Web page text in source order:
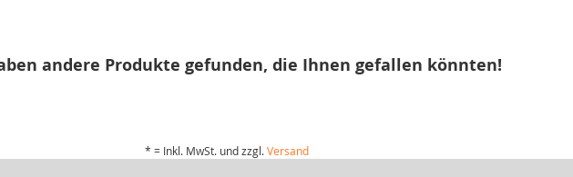
andere Produkte gefunden, die Ihnen gefallen könnten!
* = Inkl. MwSt. und zzgl.Versand